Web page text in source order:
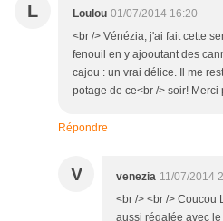
L Loulou 01/07/2014 16:20
<br /> Vénézia, j'ai fait cette
fenouil en y ajooutant des
cajou : un vrai délice. Il me
potage de ce<br /> soir! Merci
Répondre
V venezia 11/07/2014
<br /> <br /> Coucou
aussi régalée avec